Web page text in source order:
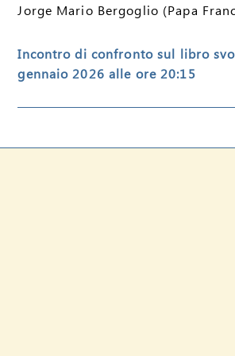
Jorge Mario Bergoglio (Papa
Incontro di confronto sul libro
gennaio 2026 alle ore 20:15